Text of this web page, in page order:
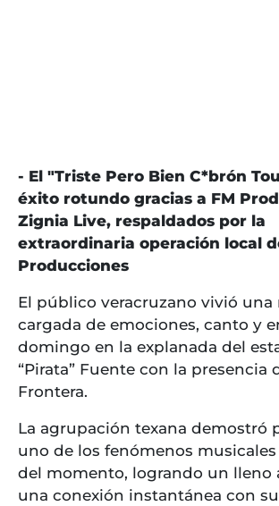
- El "Triste Pero Bien C*brón
éxito rotundo gracias a FM
Zignia Live, respaldados por la
extraordinaria operación local
Producciones
El público veracruzano vivió una
cargada de emociones, canto y
domingo en la explanada del
“Pirata” Fuente con la presencia
Frontera.
La agrupación texana demostró
uno de los fenómenos
del momento, logrando un lleno
una conexión instantánea con